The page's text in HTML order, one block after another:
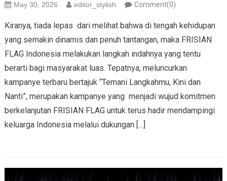
May 30, 2026 editor_stylish Comment(0)
Kiranya, tiada lepas dari melihat bahwa di tengah kehidupan
yang semakin dinamis dan penuh tantangan, maka FRISIAN
FLAG Indonesia melakukan langkah indahnya yang tentu
berarti bagi masyarakat luas. Tepatnya, meluncurkan
kampanye terbaru bertajuk “Temani Langkahmu, Kini dan
Nanti”, merupakan kampanye yang menjadi wujud komitmen
berkelanjutan FRISIAN FLAG untuk terus hadir mendampingi
keluarga Indonesia melalui dukungan […]